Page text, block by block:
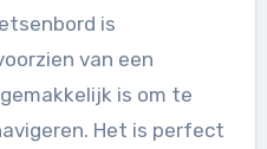
is
van een
is om te
Het is perfect